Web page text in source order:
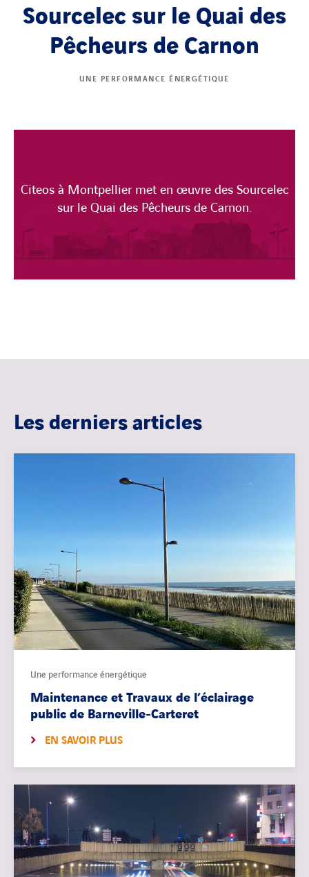
Sourcelec sur le Quai des
Pêcheurs de Carnon
UNE PERFORMANCE ÉNERGÉTIQUE
Citeos à Montpellier met en œuvre des Sourcelec
sur le Quai des Pêcheurs de Carnon.
Les derniers articles
Une performance énergétique
Maintenance et Travaux de l’éclairage
public de Barneville-Carteret
EN SAVOIR PLUS